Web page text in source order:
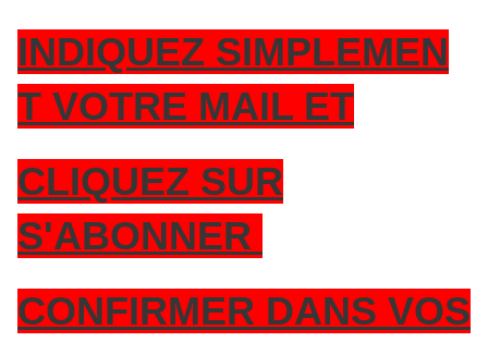
INDIQUEZ SIMPLEMEN
T VOTRE MAIL ET
CLIQUEZ SUR
S'ABONNER
CONFIRMER DANS VOS